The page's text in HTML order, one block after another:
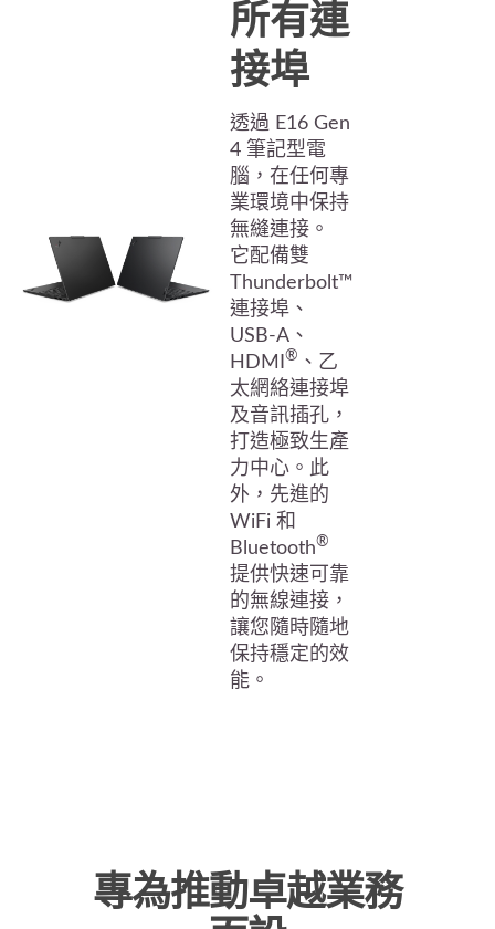
所有連
接埠
透過 E16 Gen
4 筆記型電
腦，在任何專
業環境中保持
無縫連接。
它配備雙
Thunderbolt™
連接埠、
USB-A、
HDMI ® 、乙
太網絡連接埠
及音訊插孔，
打造極致生產
力中心。此
外，先進的
WiFi 和
Bluetooth®
提供快速可靠
的無線連接，
讓您隨時隨地
保持穩定的效
能。
專為推動卓越業務